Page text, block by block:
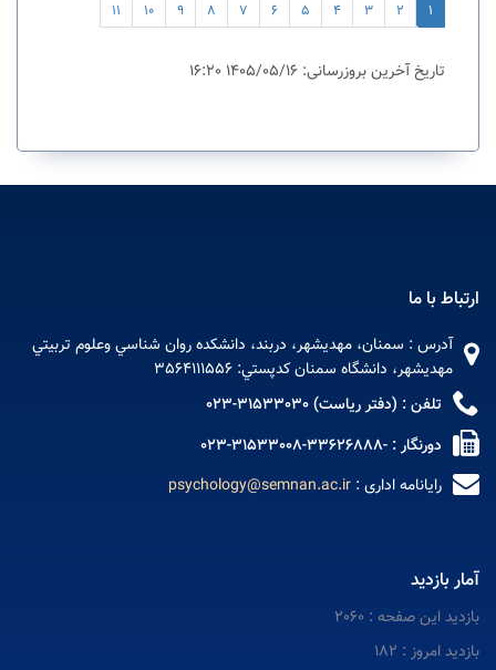
1
2
3
4
5
6
7
8
9
10
11
تاریخ آخرین بروزرسانی: 1405/05/16 16:20
ارتباط با ما
آدرس : سمنان، مهديشهر، دربند، دانشکده روان شناسي وعلوم تربيتي
مهديشهر، دانشگاه سمنان کدپستي: 3564111556
تلفن : (دفتر ریاست) 31533030-023
دورنگار : -33626888-31533008-023
رایانامه اداری : psychology@semnan.ac.ir
آمار بازدید
بازدید این صفحه : 2060
بازدید امروز : 182